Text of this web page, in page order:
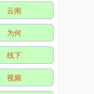
云南
为何
线下
视频